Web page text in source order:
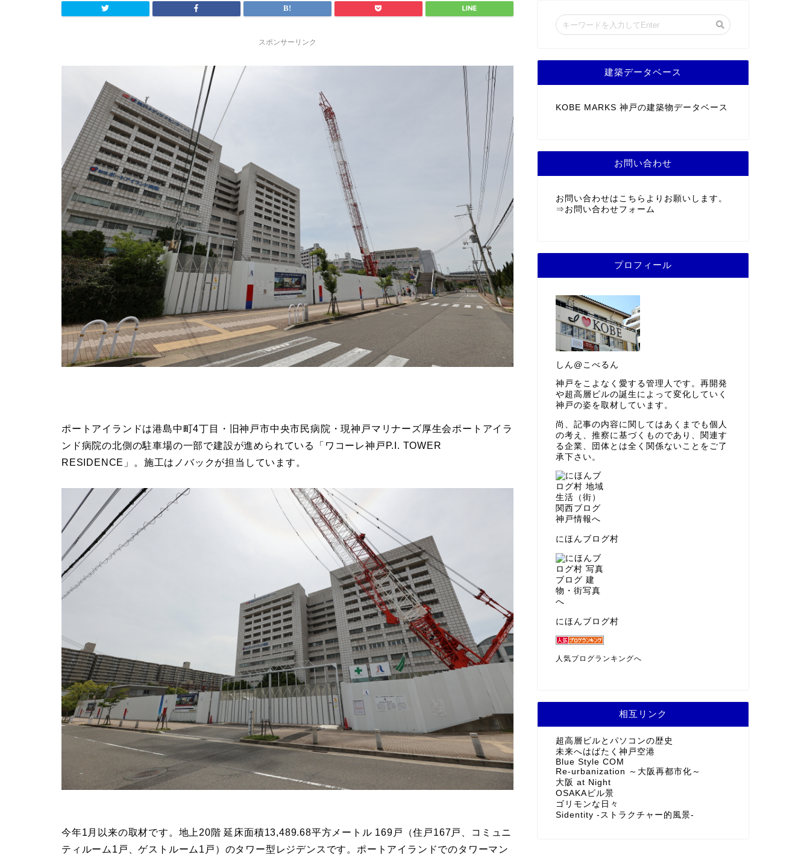
スポンサーリンク
ポートアイランドは港島中町4丁目・旧神戸市中央市民病院・現神戸マリナーズ厚生会ポートアイラ
ンド病院の北側の駐車場の一部で建設が進められている「ワコーレ神戸P.I. TOWER
RESIDENCE」。施工はノバックが担当しています。
今年1月以来の取材です。地上20階 延床面積13,489.68平方メートル 169戸（住戸167戸、コミュニ
ティルーム1戸、ゲストルーム1戸）のタワー型レジデンスです。ポートアイランドでのタワーマン
建築データベース
KOBE MARKS 神戸の建築物データベース
お問い合わせ
お問い合わせはこちらよりお願いします。
⇒ お問い合わせフォーム
プロフィール
しん@こべるん
神戸をこよなく愛する管理人です。再開発
や超高層ビルの誕生によって変化していく
神戸の姿を取材しています。
尚、記事の内容に関してはあくまでも個人
の考え、推察に基づくものであり、関連す
る企業、団体とは全く関係ないことをご了
承下さい。
にほんブログ村
にほんブログ村
人気ブログランキングへ
相互リンク
超高層ビルとパソコンの歴史
未来へはばたく神戸空港
Blue Style COM
Re-urbanization ～大阪再都市化～
大阪 at Night
OSAKAビル景
ゴリモンな日々
Sidentity -ストラクチャー的風景-